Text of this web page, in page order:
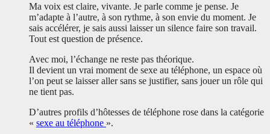
Ma voix est claire, vivante. Je parle comme je pense. Je
m’adapte à l’autre, à son rythme, à son envie du moment. Je
sais accélérer, je sais aussi laisser un silence faire son travail.
Tout est question de présence.
Avec moi, l’échange ne reste pas théorique.
Il devient un vrai moment de sexe au téléphone, un espace où
l’on peut se laisser aller sans se justifier, sans jouer un rôle qui
ne tient pas.
D’autres profils d’hôtesses de téléphone rose dans la catégorie
« sexe au téléphone ».